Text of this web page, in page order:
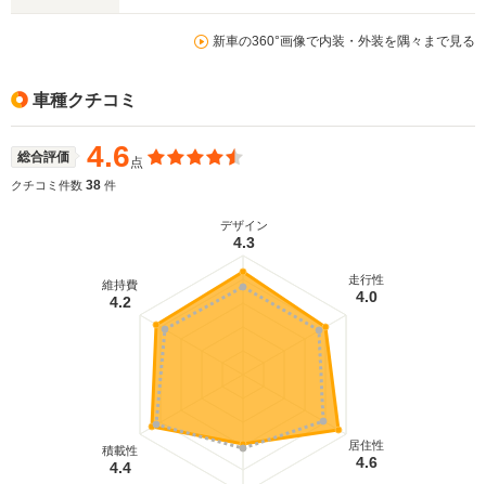
新車の360°画像で内装・外装を隅々まで見る
車種クチコミ
総合評価 4.6点
クチコミ件数 38 件
デザイン
4.3
走行性
4.0
居住性
4.6
積載性
4.4
維持費
4.2